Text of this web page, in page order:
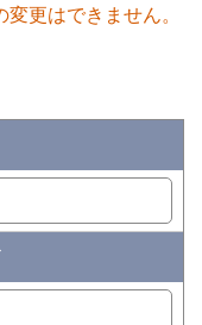
更はできません。